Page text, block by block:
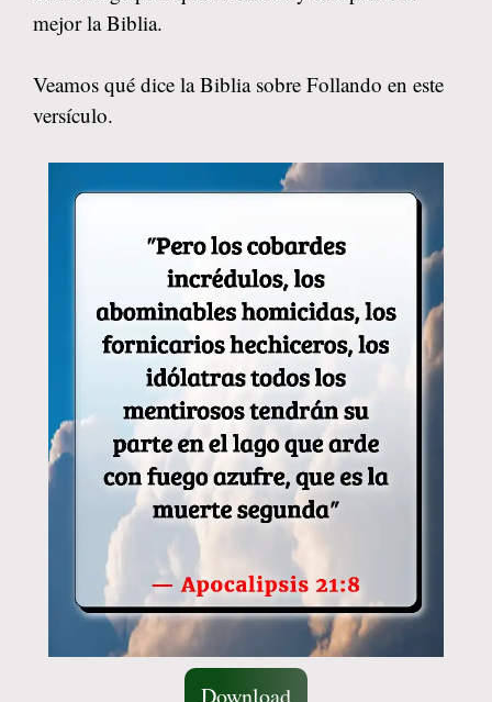
mejor la Biblia.
Veamos qué dice la Biblia sobre Follando en este
versículo.
Download